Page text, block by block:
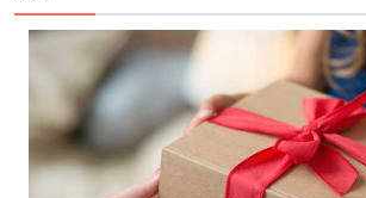
イル
ドの
手紙
が手
軽に
書け